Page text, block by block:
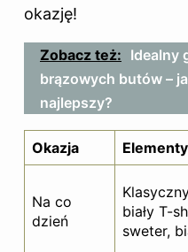
okazję!
Zobacz też: Idealny
brązowych butów –
najlepszy?
Okazja
Na co
dzień
biały T-
sweter,